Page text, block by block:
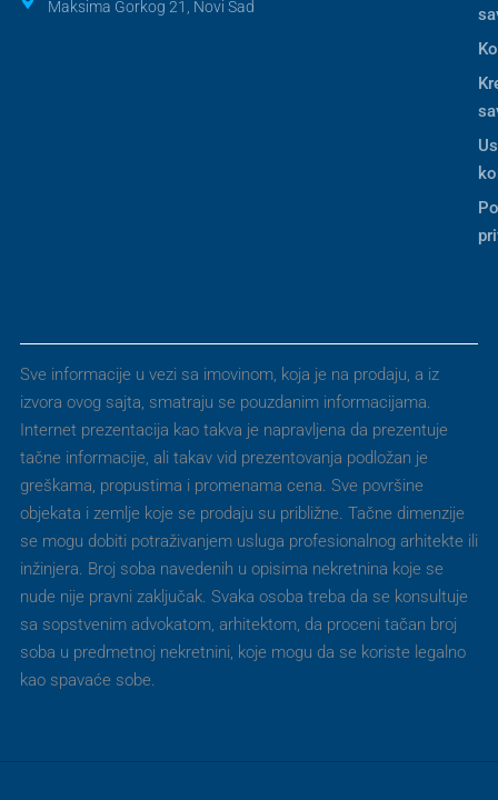
Maksima Gorkog 21, Novi Sad
Sve informacije u vezi sa imovinom, koja je na prodaju, a iz
izvora ovog sajta, smatraju se pouzdanim informacijama.
Internet prezentacija kao takva je napravljena da prezentuje
tačne informacije, ali takav vid prezentovanja podložan je
greškama, propustima i promenama cena. Sve površine
objekata i zemlje koje se prodaju su približne. Tačne dimenzije
se mogu dobiti potraživanjem usluga profesionalnog arhitekte ili
inžinjera. Broj soba navedenih u opisima nekretnina koje se
nude nije pravni zaključak. Svaka osoba treba da se konsultuje
sa sopstvenim advokatom, arhitektom, da proceni tačan broj
soba u predmetnoj nekretnini, koje mogu da se koriste legalno
kao spavaće sobe.